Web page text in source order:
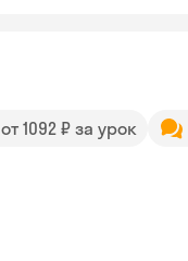
от 1092 ₽ за урок